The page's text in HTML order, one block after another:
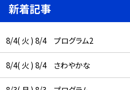
新着記事
8/4( 火 ) 8/4 プログラム2
8/4( 火 ) 8/4 さわやかな